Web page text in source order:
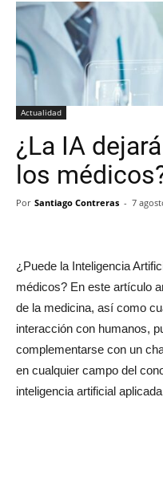
Actualidad
¿La IA
los
Por Santiago Contreras - 7
¿Puede la Inteligencia
médicos? En este artículo
de la medicina, así como
interacción con humanos,
complementarse con un
en cualquier campo del
inteligencia artificial